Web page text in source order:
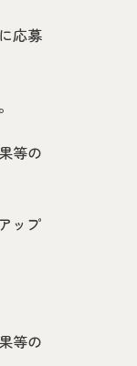
応募
等の
ップ
等の